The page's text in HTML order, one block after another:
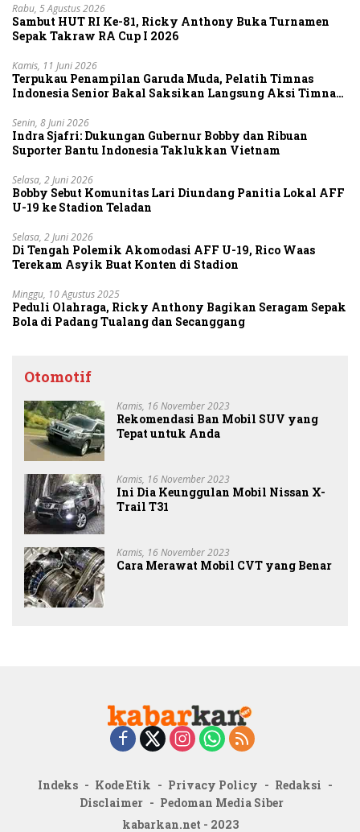
Rabu, 5 Agustus 2026
Sambut HUT RI Ke-81, Ricky Anthony Buka Turnamen
Sepak Takraw RA Cup I 2026
Kamis, 11 Juni 2026
Terpukau Penampilan Garuda Muda, Pelatih Timnas
Indonesia Senior Bakal Saksikan Langsung Aksi Timnas
Senin, 8 Juni 2026
Indra Sjafri: Dukungan Gubernur Bobby dan Ribuan
Suporter Bantu Indonesia Taklukkan Vietnam
Selasa, 2 Juni 2026
Bobby Sebut Komunitas Lari Diundang Panitia Lokal AFF
U-19 ke Stadion Teladan
Selasa, 2 Juni 2026
Di Tengah Polemik Akomodasi AFF U-19, Rico Waas
Terekam Asyik Buat Konten di Stadion
Minggu, 10 Agustus 2025
Peduli Olahraga, Ricky Anthony Bagikan Seragam Sepak
Bola di Padang Tualang dan Secanggang
Otomotif
Kamis, 16 November 2023
Rekomendasi Ban Mobil SUV yang
Tepat untuk Anda
Kamis, 16 November 2023
Ini Dia Keunggulan Mobil Nissan X-
Trail T31
Kamis, 16 November 2023
Cara Merawat Mobil CVT yang Benar
Indeks Kode Etik Privacy Policy
Redaksi
Disclaimer
Pedoman Media Siber
kabarkan.net - 2023